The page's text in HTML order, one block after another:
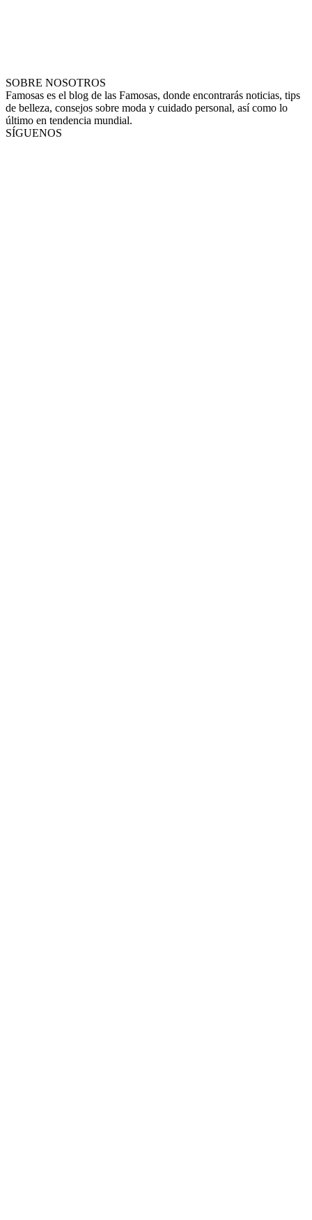
SOBRE NOSOTROS
Famosas es el blog de las Famosas, donde encontrarás noticias, tips
de belleza, consejos sobre moda y cuidado personal, así como lo
último en tendencia mundial.
SÍGUENOS